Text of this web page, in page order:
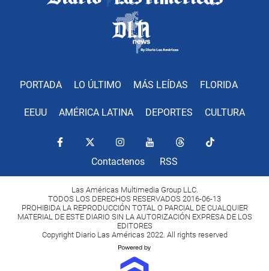
PORTADA LO ÚLTIMO MÁS LEÍDAS FLORIDA
EEUU AMÉRICA LATINA DEPORTES CULTURA
Contactenos RSS
Las Américas Multimedia Group LLC.
TODOS LOS DERECHOS RESERVADOS 2016-06-13
PROHIBIDA LA REPRODUCCIÓN TOTAL O PARCIAL DE CUALQUIER
MATERIAL DE ESTE DIARIO SIN LA AUTORIZACIÓN EXPRESA DE LOS
EDITORES
Copyright Diario Las Américas 2022. All rights reserved